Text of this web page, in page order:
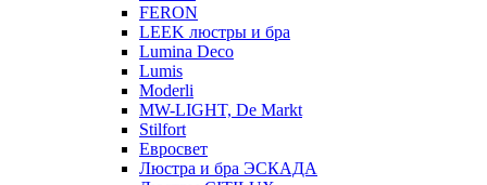
FERON
LEEK люстры и бра
Lumina Deco
Lumis
Moderli
MW-LIGHT, De Markt
Stilfort
Евросвет
Люстра и бра ЭСКАДА